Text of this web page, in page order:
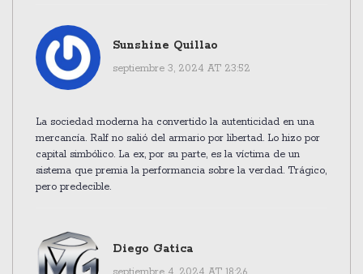
Sunshine Quillao
septiembre 3, 2024 AT 23:52
La sociedad moderna ha convertido la autenticidad en una
mercancía. Ralf no salió del armario por libertad. Lo hizo por
capital simbólico. La ex, por su parte, es la víctima de un
sistema que premia la performancia sobre la verdad. Trágico,
pero predecible.
Diego Gatica